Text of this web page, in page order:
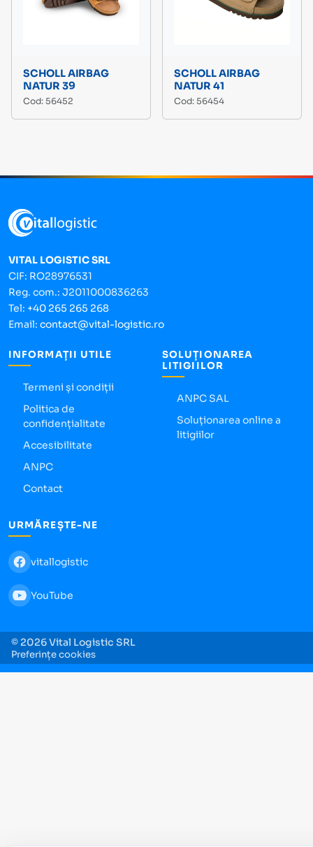
SCHOLL AIRBAG
NATUR 39
Cod: 56452
SCHOLL AIRBAG
NATUR 41
Cod: 56454
VITAL LOGISTIC SRL
CIF: RO28976531
Reg. com.: J2011000836263
Tel: +40 265 265 268
Email: contact@vital-logistic.ro
INFORMAȚII UTILE
Termeni și condiții
Politica de
confidențialitate
Accesibilitate
ANPC
Contact
SOLUȚIONAREA
LITIGIILOR
ANPC SAL
Soluționarea online a
litigiilor
URMĂREȘTE-NE
vitallogistic
YouTube
© 2026 Vital Logistic SRL
Preferințe cookies